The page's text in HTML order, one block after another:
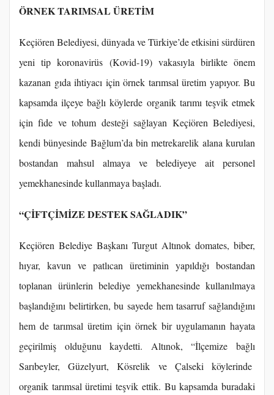
ÖRNEK TARIMSAL ÜRETİM
Keçiören Belediyesi, dünyada ve Türkiye’de etkisini sürdüren
yeni tip koronavirüs (Kovid-19) vakasıyla birlikte önem
kazanan gıda ihtiyacı için örnek tarımsal üretim yapıyor. Bu
kapsamda ilçeye bağlı köylerde organik tarımı teşvik etmek
için fide ve tohum desteği sağlayan Keçiören Belediyesi,
kendi bünyesinde Bağlum’da bin metrekarelik alana kurulan
bostandan mahsul almaya ve belediyeye ait personel
yemekhanesinde kullanmaya başladı.
“ÇİFTÇİMİZE DESTEK SAĞLADIK”
Keçiören Belediye Başkanı Turgut Altınok domates, biber,
hıyar, kavun ve patlıcan üretiminin yapıldığı bostandan
toplanan ürünlerin belediye yemekhanesinde kullanılmaya
başlandığını belirtirken, bu sayede hem tasarruf sağlandığını
hem de tarımsal üretim için örnek bir uygulamanın hayata
geçirilmiş olduğunu kaydetti. Altınok, “İlçemize bağlı
Sarıbeyler, Güzelyurt, Kösrelik ve Çalseki köylerinde
organik tarımsal üretimi teşvik ettik. Bu kapsamda buradaki